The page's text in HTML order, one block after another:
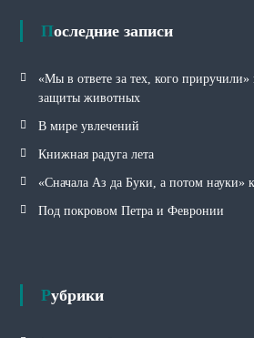
Последние записи
«Мы в ответе за тех, кого
защиты животных
В мире увлечений
Книжная радуга лета
«Сначала Аз да Буки, а потом науки»
Под покровом Петра и Февронии
Рубрики